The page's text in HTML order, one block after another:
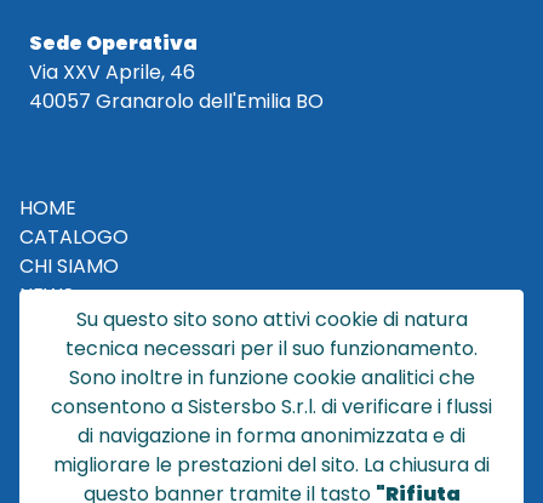
Sede Operativa
Via XXV Aprile, 46
40057 Granarolo dell'Emilia BO
HOME
CATALOGO
CHI SIAMO
NEWS
CONTATTACI
CONDIZIONI DI VENDITA
POLICY PRIVACY
NOTE LEGALI
Cookie
Su questo sito sono attivi cookie di natura
tecnica necessari per il suo funzionamento.
Sono inoltre in funzione cookie analitici che
consentono a Sistersbo S.r.l. di verificare i flussi
di navigazione in forma anonimizzata e di
migliorare le prestazioni del sito. La chiusura di
questo banner tramite il tasto "Rifiuta